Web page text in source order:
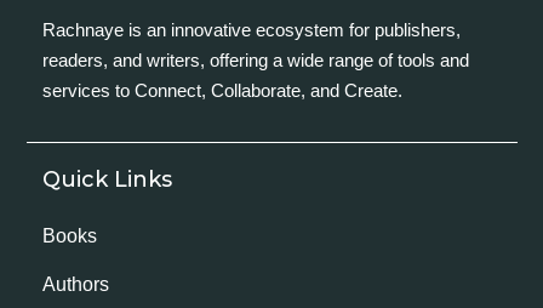
Rachnaye is an innovative ecosystem for publishers,
readers, and writers, offering a wide range of tools and
services to Connect, Collaborate, and Create.
Quick Links
Books
Authors